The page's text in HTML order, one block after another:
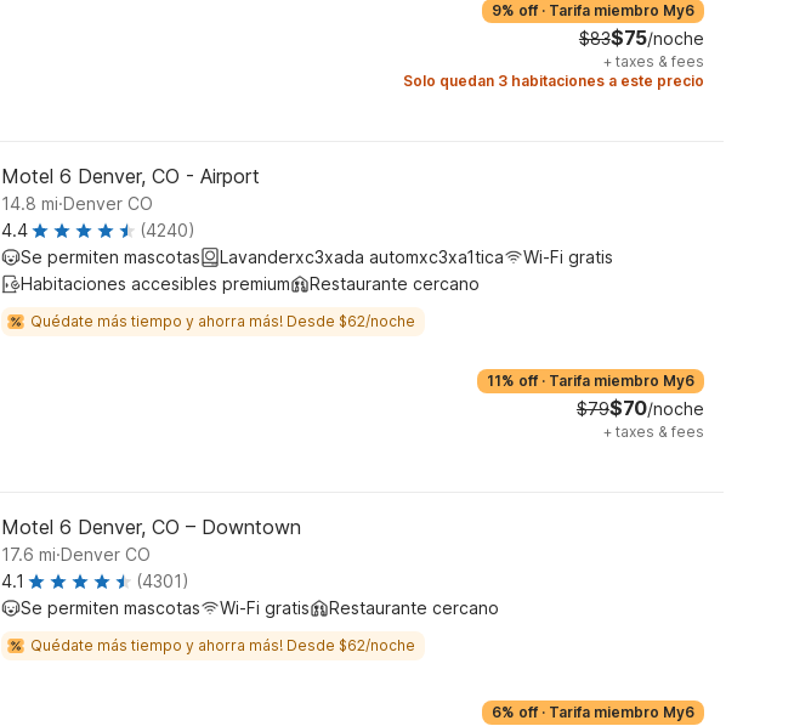
9% off · Tarifa miembro My6
$83$75/noche
+ taxes & fees
Solo quedan 3 habitaciones a este precio
Motel 6 Denver, CO - Airport
14.8 mi.Denver CO
4.4
(4240)
Se permiten mascotas
Lavanderxc3xada automxc3xa1tica
Wi-Fi gratis
Habitaciones accesibles premium
Restaurante cercano
Quédate más tiempo y ahorra más! Desde $62/noche
11% off · Tarifa miembro My6
$79$70/noche
+ taxes & fees
Motel 6 Denver, CO – Downtown
17.6 mi.Denver CO
4.1
(4301)
Se permiten mascotas
Wi-Fi gratis Restaurante cercano
Quédate más tiempo y ahorra más! Desde $62/noche
6% off · Tarifa miembro My6